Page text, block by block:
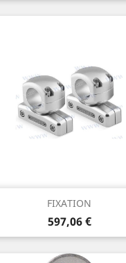
FIXATION
Prix
597,06 €